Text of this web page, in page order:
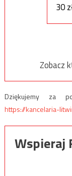
30
Zobacz
Dziękujemy za
https://kancelaria-
Wspieraj